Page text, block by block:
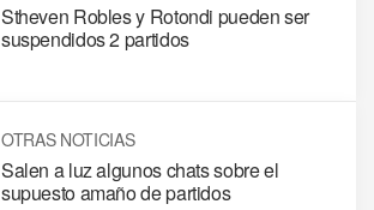
Stheven Robles y Rotondi pueden ser
suspendidos 2 partidos
OTRAS NOTICIAS
Salen a luz algunos chats sobre el
supuesto amaño de partidos